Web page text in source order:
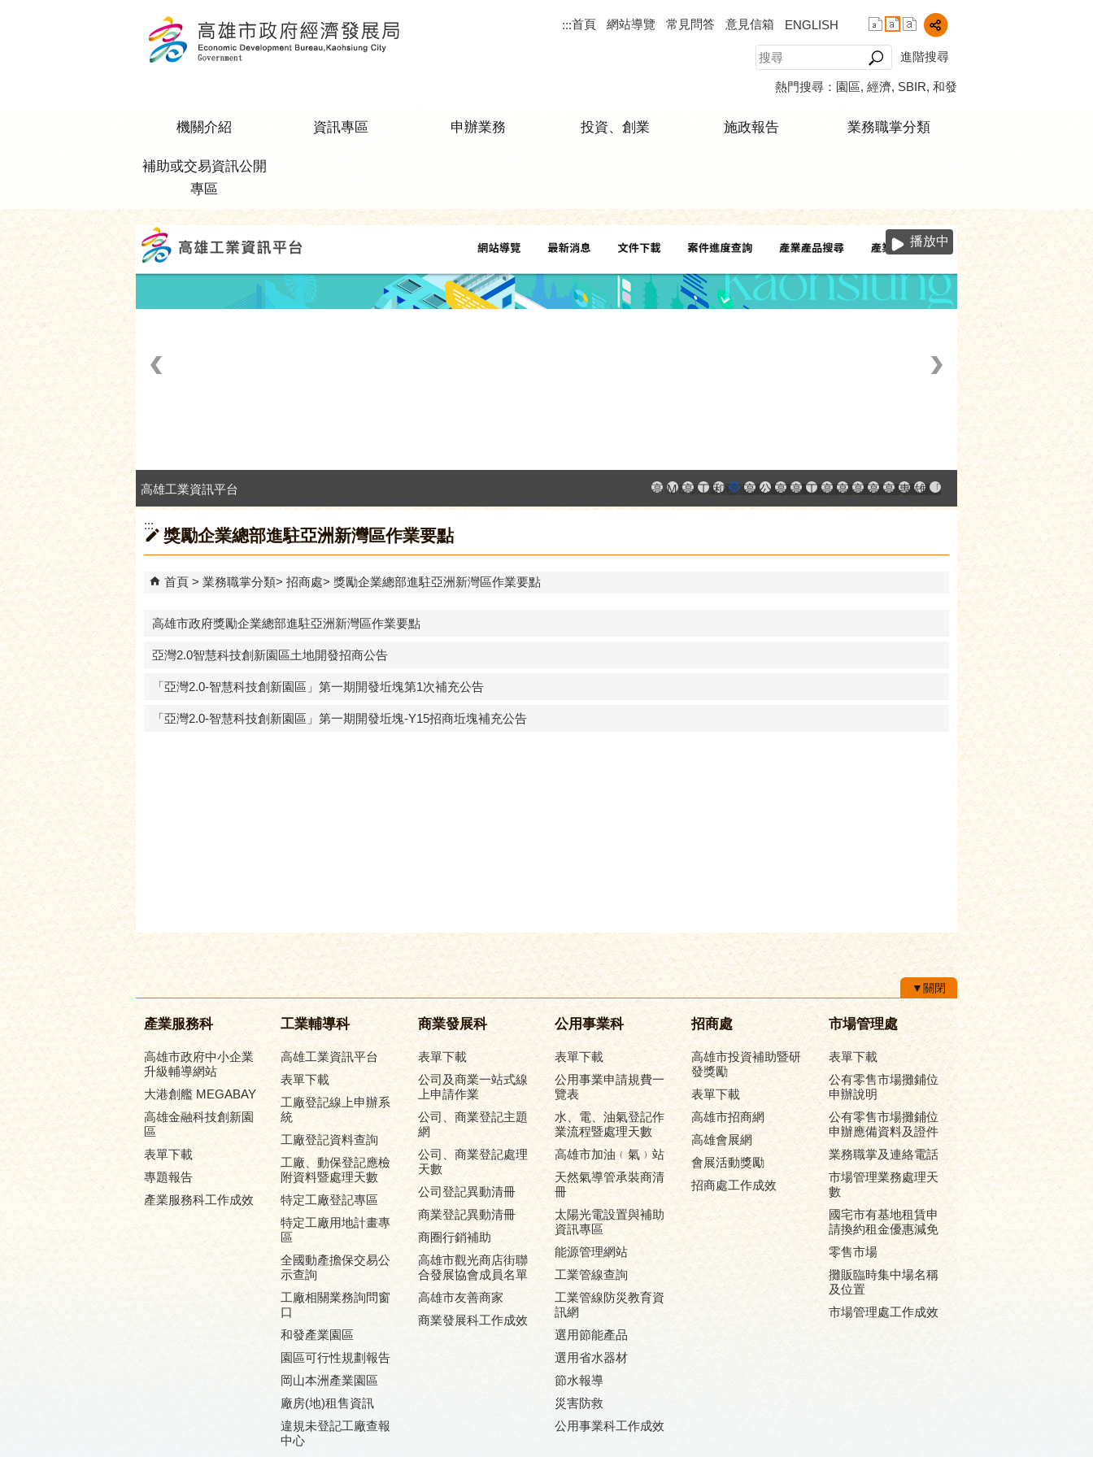
:::首頁 網站導覽 常見問答 意見信箱 ENGLISH
進階搜尋
熱門搜尋： 園區 經濟 SBIR 和發
機關介紹 資訊專區 申辦業務 投資、創業 施政報告 業務職掌分類
補助或交易資訊公開
專區
播放中
高雄市政府中小企業升級輔導網站
MEGABAY大港創艦
高雄金融科技創新園區
工廠登記線上申辦系統
和發產業園區
高雄工業資訊平台
高雄本洲產業園區服務中心
公司、商業登記主題網
高雄市友善商家
高雄市政府經濟發展局-工業管線查詢系統
工業管線防災教育資訊網
高雄市綠能管理資訊整合系統平台 - 綠能資訊
高雄市綠能管理資訊整合系統平台 -
高雄淨零商轉服務平台
高雄招商網
高雄會展網
專刊『雄心.大誌』
雄心高飛 創新經典
「我的E政府」入口網
高雄本洲產業園區服務中心
:::
獎勵企業總部進駐亞洲新灣區作業要點
首頁 業務職掌分類 招商處 獎勵企業總部進駐亞洲新灣區作業要點
高雄市政府獎勵企業總部進駐亞洲新灣區作業要點
亞灣2.0智慧科技創新園區土地開發招商公告
「亞灣2.0-智慧科技創新園區」第一期開發坵塊第1次補充公告
「亞灣2.0-智慧科技創新園區」第一期開發坵塊-Y15招商坵塊補充公告
▼關閉
產業服務科
高雄市政府中小企業
升級輔導網站
大港創艦 MEGABAY
高雄金融科技創新園
區
表單下載
專題報告
產業服務科工作成效
工業輔導科
高雄工業資訊平台
表單下載
工廠登記線上申辦系
統
工廠登記資料查詢
工廠、動保登記應檢
附資料暨處理天數
特定工廠登記專區
特定工廠用地計畫專
區
全國動產擔保交易公
示查詢
工廠相關業務詢問窗
口
和發產業園區
園區可行性規劃報告
岡山本洲產業園區
廠房(地)租售資訊
違規未登記工廠查報
中心
商業發展科
表單下載
公司及商業一站式線
上申請作業
公司、商業登記主題
網
公司、商業登記處理
天數
公司登記異動清冊
商業登記異動清冊
商圈行銷補助
高雄市觀光商店街聯
合發展協會成員名單
高雄市友善商家
商業發展科工作成效
公用事業科
表單下載
公用事業申請規費一
覽表
水、電、油氣登記作
業流程暨處理天數
高雄市加油﹙氣﹚站
天然氣導管承裝商清
冊
太陽光電設置與補助
資訊專區
能源管理網站
工業管線查詢
工業管線防災教育資
訊網
選用節能產品
選用省水器材
節水報導
災害防救
公用事業科工作成效
招商處
高雄市投資補助暨研
發獎勵
表單下載
高雄市招商網
高雄會展網
會展活動獎勵
招商處工作成效
市場管理處
表單下載
公有零售市場攤鋪位
申辦說明
公有零售市場攤鋪位
申辦應備資料及證件
業務職掌及連絡電話
市場管理業務處理天
數
國宅市有基地租賃申
請換約租金優惠減免
零售市場
攤販臨時集中場名稱
及位置
市場管理處工作成效